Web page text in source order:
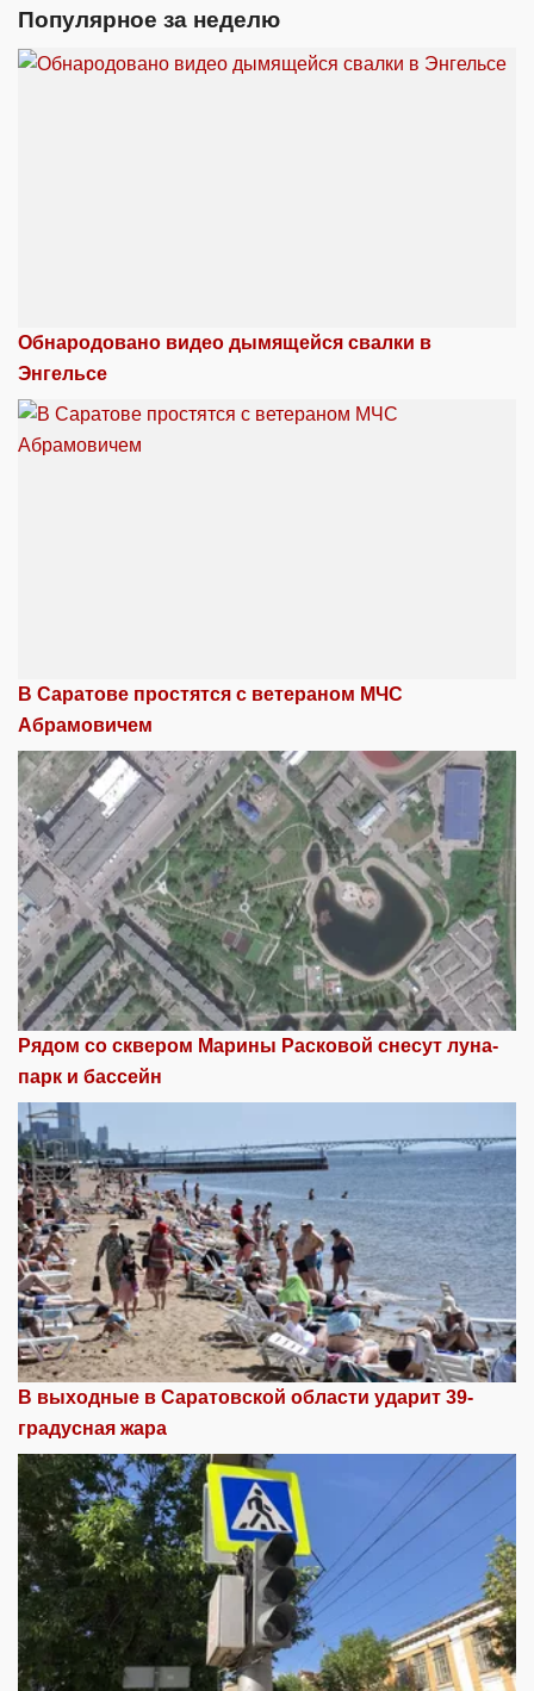
Популярное за неделю
Обнародовано видео дымящейся свалки в
Энгельсе
В Саратове простятся с ветераном МЧС
Абрамовичем
Рядом со сквером Марины Расковой снесут луна-
парк и бассейн
В выходные в Саратовской области ударит 39-
градусная жара